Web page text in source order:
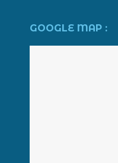
GOOGLE MAP :